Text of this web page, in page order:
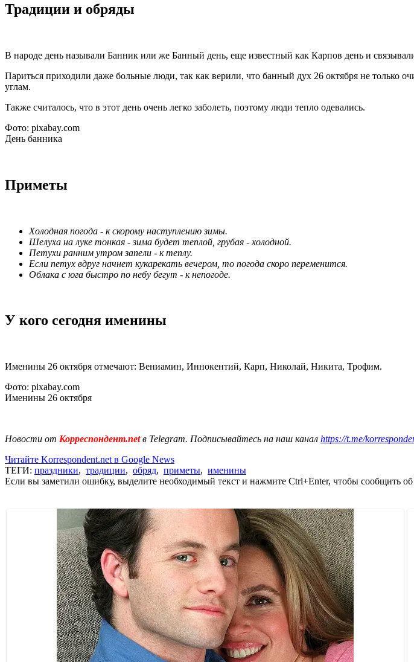
Традиции и обряды
В народе день называли Банник или же Банный день, еще известный как Карпов день и
Париться приходили даже больные люди, так как верили, что банный дух 26 октября не
углам.
Также считалось, что в этот день очень легко заболеть, поэтому люди тепло одевались.
Фото: pixabay.com
День банника
Приметы
Холодная погода - к скорому наступлению зимы.
Шелуха на луке тонкая - зима будет теплой, грубая - холодной.
Петухи ранним утром запели - к теплу.
Если петух вдруг начнет кукарекать вечером, то погода скоро переменится.
Облака с юга быстро по небу бегут - к непогоде.
У кого сегодня именины
Именины 26 октября отмечают: Вениамин, Иннокентий, Карп, Николай, Никита, Трофим.
Фото: pixabay.com
Именины 26 октября
Новости от Корреспондент.netв Telegram. Подписывайтесь на наш канал https://t.me/
Читайте Korrespondent.net в Google News
ТЕГИ: праздники, традиции, обряд, приметы, именины
Если вы заметили ошибку, выделите необходимый текст и нажмите Ctrl+Enter, чтобы сообщить